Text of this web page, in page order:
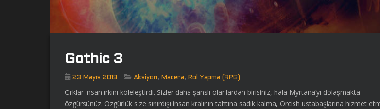
Gothic 3
23 Mayıs 2019 Aksiyon, Macera, Rol Yapma (RPG)
Orklar insan ırkını köleleştirdi. Sizler daha şanslı olanlardan birisiniz, hala Myrtana’yı dolaşmakta
özgürsünüz. Özgürlük size sınırdışı insan kralının tahtına sadık kalma, Orcish ustabaşlarına hizmet